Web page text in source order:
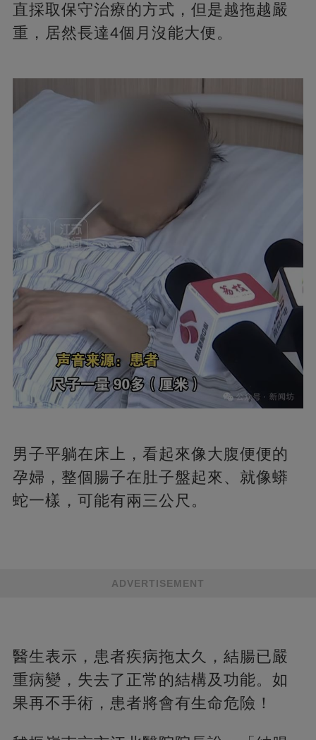
直採取保守治療的方式，但是越拖越嚴
重，居然長達4個月沒能大便。
男子平躺在床上，看起來像大腹便便的
孕婦，整個腸子在肚子盤起來、就像蟒
蛇一樣，可能有兩三公尺。
ADVERTISEMENT
醫生表示，患者疾病拖太久，結腸已嚴
重病變，失去了正常的結構及功能。如
果再不手術，患者將會有生命危險！